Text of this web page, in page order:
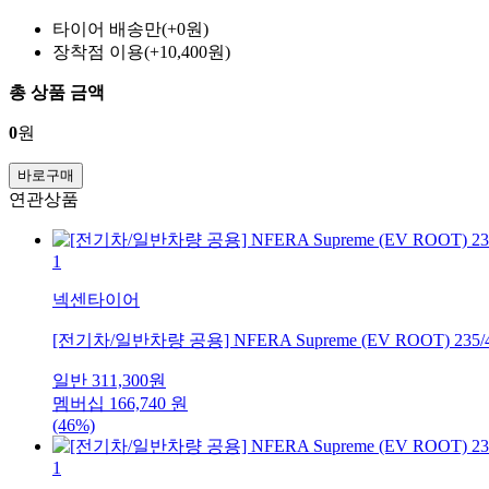
타이어 배송만(+0원)
장착점 이용(+10,400원)
총 상품 금액
0원
바로구매
연관상품
1
넥센타이어
[전기차/일반차량 공용] NFERA Supreme (EV ROOT) 235/
일반 311,300원
멤버십 166,740 원
(46%)
1